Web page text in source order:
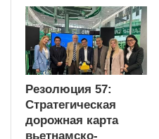
Резолюция 57:
Стратегическая
дорожная карта
вьетнамско-